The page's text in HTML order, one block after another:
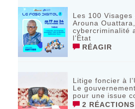
Les 100
Arouna
cybercriminalité
l’État
RÉAGIR
Litige foncier à
Le
pour une issue
2 RÉACTIONS